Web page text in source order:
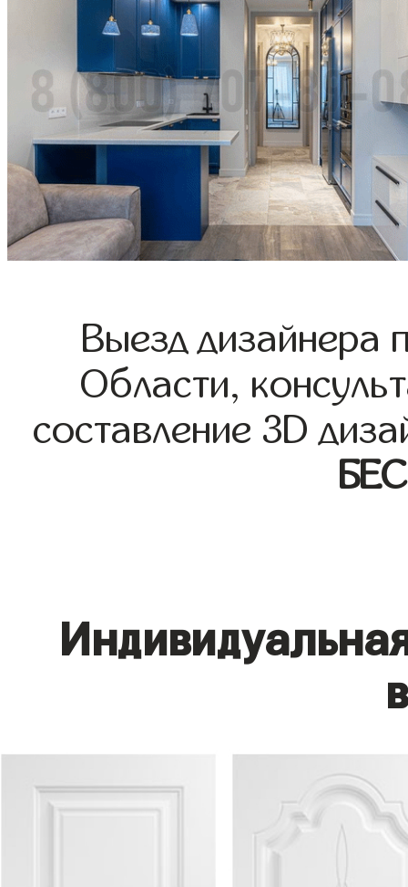
Выезд дизайнера
Области,
составление 3D